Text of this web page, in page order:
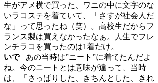
生がアメ横で買った、ワニの中に文字のな
いラコステを着ていて、「さすが社会人だ
な」って思ったね（笑）。高校生だからフ
ランス製は買えなかったなぁ。人生でフレ
ンチラコを買ったのは1着だけ。
いで
あの当時は”ニート”に着てたんだよ
ね。今のニートとは意味が違って、当時
は、「さっぱりした、きちんとした、きれ